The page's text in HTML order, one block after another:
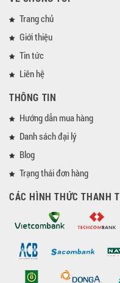
Trang chủ
Giới thiệu
Tin tức
Liên hệ
THÔNG TIN
Hướng dẫn mua hàng
Danh sách đại lý
Blog
Trạng thái đơn hàng
CÁC HÌNH THỨC THANH